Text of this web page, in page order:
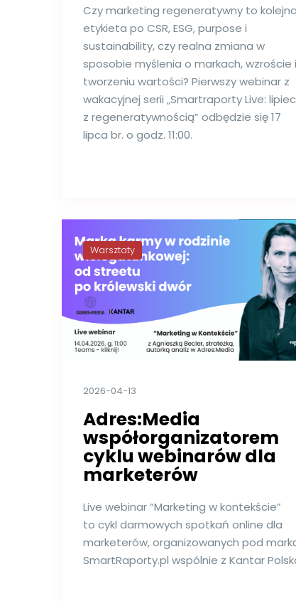
Czy marketing regeneratywny to kolejna
etykieta po CSR, ESG, purpose i
sustainability, czy realna zmiana w
sposobie myślenia o markach, wzroście i
tworzeniu wartości? Pierwszy webinar z
wakacyjnej serii „Smartraporty Live: lipiec
z regeneratywnością” odbędzie się 17
lipca br. o godz. 11:00.
Warsztaty
2026-04-13
Adres:Media
współorganizatorem
cyklu webinarów dla
marketerów
Live webinar “Marketing w kontekście”
to cykl darmowych spotkań online dla
marketerów, organizowanych pod
SmartRaporty.pl wspólnie z Kantar